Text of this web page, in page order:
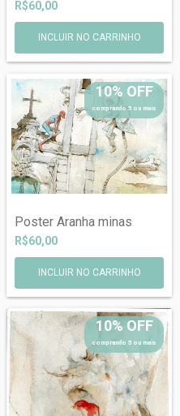
R$60,00
10% OFF
comprando 5 ou mais
Poster Aranha minas
R$60,00
10% OFF
comprando 5 ou mais